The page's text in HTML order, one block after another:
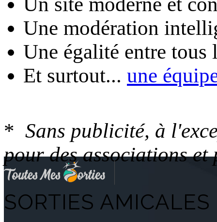
Une modération
Une égalité entre tous
Et surtout... une
* Sans publicité, à
pour des associations et
SORTIES